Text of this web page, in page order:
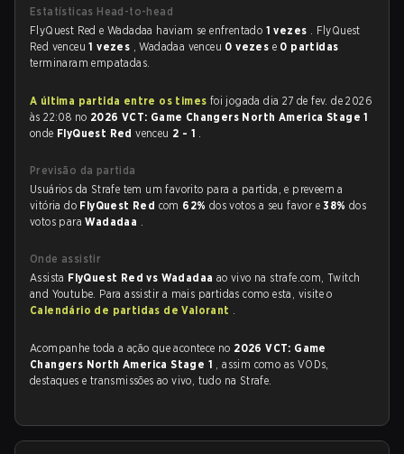
Estatísticas Head-to-head
FlyQuest Red e Wadadaa haviam se enfrentado 1 vezes . FlyQuest
Red venceu1 vezes , Wadadaa venceu 0 vezes e 0 partidas
terminaram empatadas.
A última partida entre os times foi jogada dia 27 de fev. de 2026
às 22:08 no 2026 VCT: Game Changers North America Stage 1
onde FlyQuest Redvenceu 2 - 1 .
Previsão da partida
Usuários da Strafe tem um favorito para a partida, e preveem a
vitória do FlyQuest Red com 62% dos votos a seu favor e38%dos
votos paraWadadaa .
Onde assistir
Assista FlyQuest Red vs Wadadaa ao vivo na strafe.com, Twitch
and Youtube. Para assistir a mais partidas como esta, visite o
Calendário de partidas de Valorant .
Acompanhe toda a ação que acontece no 2026 VCT: Game
Changers North America Stage 1 , assim como as VODs,
destaques e transmissões ao vivo, tudo na Strafe.